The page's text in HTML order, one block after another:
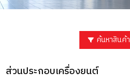
ค้นหาสินค้า
ส่วนประกอบเครื่องยนต์